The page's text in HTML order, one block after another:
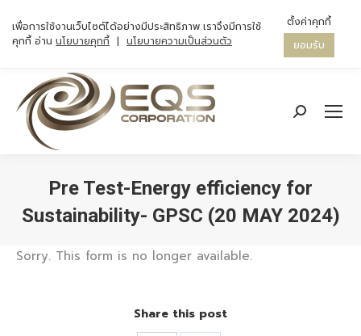
Search:
Pre Test-Energy efficiency for
Sustainability- GPSC (20 MAY 2024)
Sorry. This form is no longer available.
Share this post
เพื่อการใช้งานเว็บไซต์ได้อย่างมีประสิทธิภาพ เราจึงมีการใช้
คุกกี้ อ่าน นโยบายคุกกี้ | นโยบายความเป็นส่วนตัว
ตั้งค่าคุกกี้
ยอมรับ